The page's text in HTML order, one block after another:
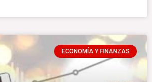
ECONOMÍA Y FINANZAS